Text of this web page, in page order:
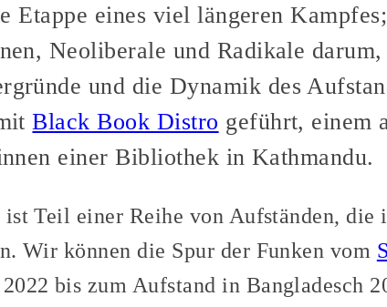
Etappe eines viel längeren
Neoliberale und Radikale
und die Dynamik des
Black Book Distro geführt, einem
einer Bibliothek in Kathmandu.
Teil einer Reihe von Aufständen, die
Wir können die Spur der Funken vom
bis zum Aufstand in Bangladesch